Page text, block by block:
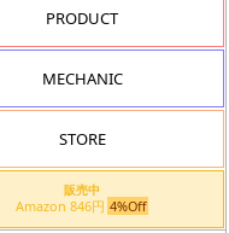
PRODUCT
MECHANIC
STORE
販売中
Amazon 846円 4%Off